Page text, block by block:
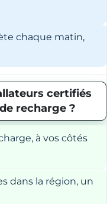
chaque matin,
certifiés
recharge ?
à vos côtés
dans la région, un